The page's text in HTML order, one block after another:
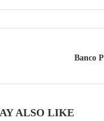
Banco
ALSO LIKE